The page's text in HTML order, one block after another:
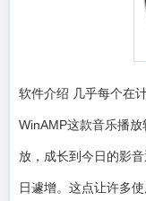
软件介绍 几乎每个在
WinAMP这款音乐播
放，成长到今日的影
日遽增。这点让许多